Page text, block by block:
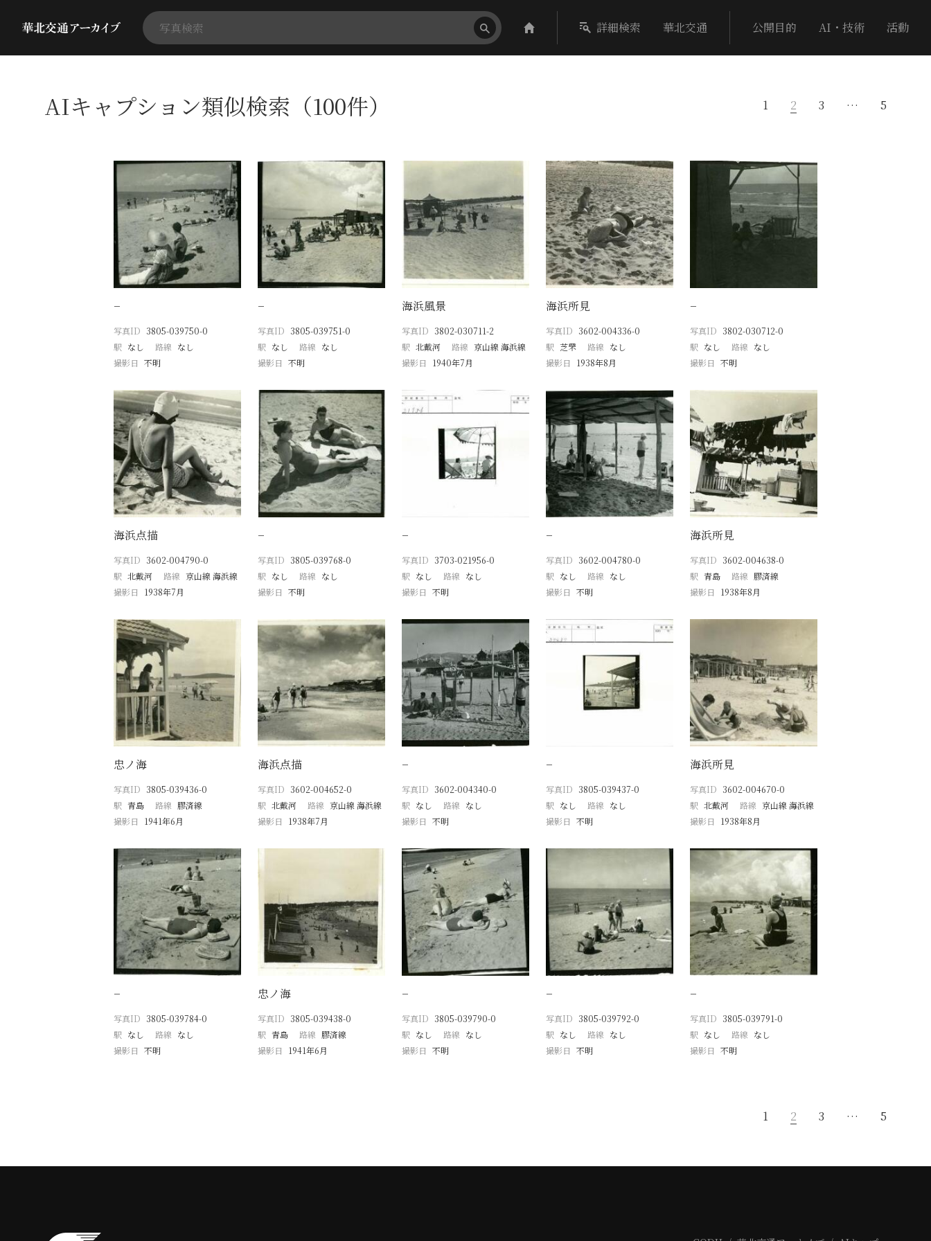
詳細検索 華北交通 公開目的 AI・技術 活動
AIキャプション類似検索（100件） 1 2 3 … 5
−
写真ID 3805-039750-0
駅 なし 路線 なし
撮影日 不明
−
写真ID 3805-039751-0
駅 なし 路線 なし
撮影日 不明
海浜風景
写真ID 3802-030711-2
駅 北戴河 路線 京山線 海浜線
撮影日
1940年7月
海浜所見
写真ID 3602-004336-0
駅 芝罘 路線 なし
撮影日
1938年8月
−
写真ID 3802-030712-0
駅 なし 路線 なし
撮影日 不明
海浜点描
写真ID 3602-004790-0
駅 北戴河 路線 京山線 海浜線
撮影日
1938年7月
−
写真ID 3805-039768-0
駅 なし 路線 なし
撮影日 不明
−
写真ID 3703-021956-0
駅 なし 路線 なし
撮影日 不明
−
写真ID 3602-004780-0
駅 なし 路線 なし
撮影日 不明
海浜所見
写真ID 3602-004638-0
駅 青島 路線 膠済線
撮影日
1938年8月
忠ノ海
写真ID 3805-039436-0
駅 青島 路線 膠済線
撮影日
1941年6月
海浜点描
写真ID 3602-004652-0
駅 北戴河 路線 京山線 海浜線
撮影日
1938年7月
−
写真ID 3602-004340-0
駅 なし 路線 なし
撮影日 不明
−
写真ID 3805-039437-0
駅 なし 路線 なし
撮影日 不明
海浜所見
写真ID 3602-004670-0
駅 北戴河 路線 京山線 海浜線
撮影日
1938年8月
−
写真ID 3805-039784-0
駅 なし 路線 なし
撮影日 不明
忠ノ海
写真ID 3805-039438-0
駅 青島 路線 膠済線
撮影日
1941年6月
−
写真ID 3805-039790-0
駅 なし 路線 なし
撮影日 不明
−
写真ID 3805-039792-0
駅 なし 路線 なし
撮影日 不明
−
写真ID 3805-039791-0
駅 なし 路線 なし
撮影日 不明
1 2 3 … 5